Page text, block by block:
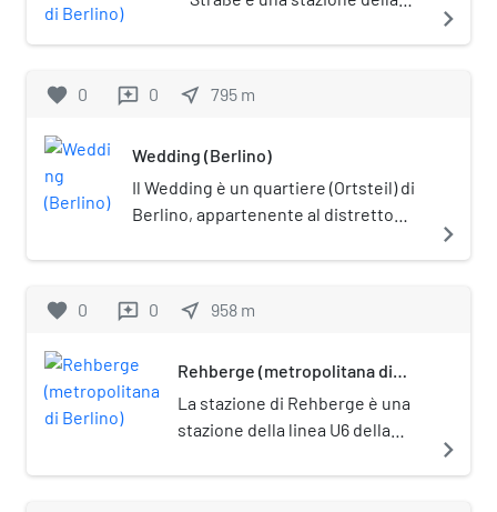
edilizio. In considerazione della sua
il complesso è posto sotto tutela
linea U6.
navigate_next
favorite 0 reviews 0 near_me 795 m
Wedding (Berlino)
Il Wedding è un quartiere (Ortsteil) di
Berlino, appartenente al distretto
navigate_next
favorite 0 reviews 0 near_me 958 m
Rehberge (metropolitana di
La stazione di Rehberge è una
stazione della linea U6 della
trova nel quartiere del Wedding
navigate_next